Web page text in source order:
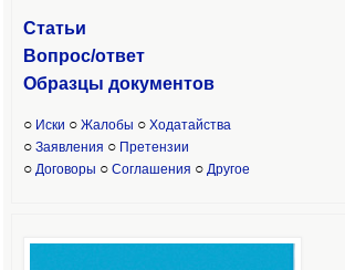
Статьи
Вопрос/ответ
Образцы документов
○ Иски ○ Жалобы ○ Ходатайства
○ Заявления ○ Претензии
○ Договоры ○ Соглашения ○ Другое